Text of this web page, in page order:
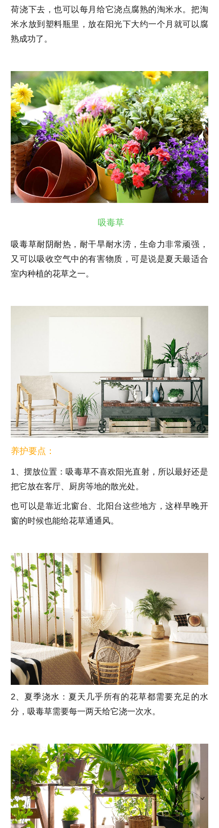
荷浇下去，也可以每月给它浇点腐熟的淘米水。把淘
米水放到塑料瓶里，放在阳光下大约一个月就可以腐
熟成功了。
吸毒草
吸毒草耐阴耐热，耐干旱耐水涝，生命力非常顽强，
又可以吸收空气中的有害物质，可是说是夏天最适合
室内种植的花草之一。
养护要点：
1、摆放位置：吸毒草不喜欢阳光直射，所以最好还是
把它放在客厅、厨房等地的散光处。
也可以是靠近北窗台、北阳台这些地方，这样早晚开
窗的时候也能给花草通通风。
2、夏季浇水：夏天几乎所有的花草都需要充足的水
分，吸毒草需要每一两天给它浇一次水。